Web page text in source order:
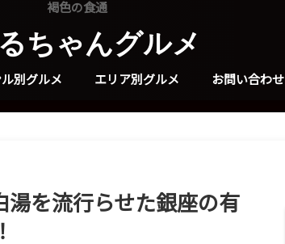
褐色の食通
ちゃんグルメ
別グルメ エリア別グルメ お問い合わせ
湯を流行らせた銀座の有